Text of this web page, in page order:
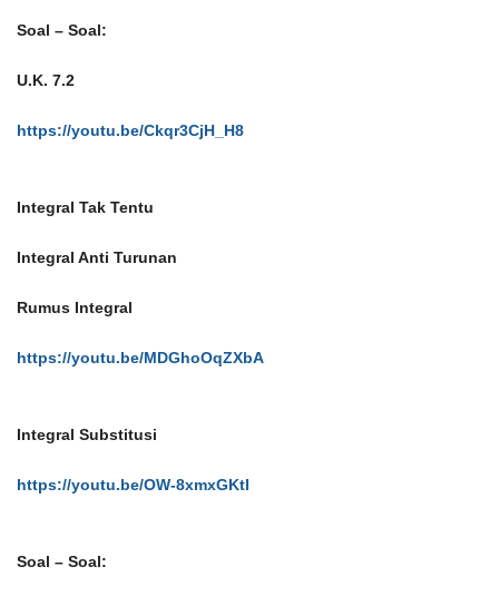
Soal – Soal:
U.K. 7.2
https://youtu.be/Ckqr3CjH_H8
Integral Tak Tentu
Integral Anti Turunan
Rumus Integral
https://youtu.be/MDGhoOqZXbA
Integral Substitusi
https://youtu.be/OW-8xmxGKtI
Soal – Soal: